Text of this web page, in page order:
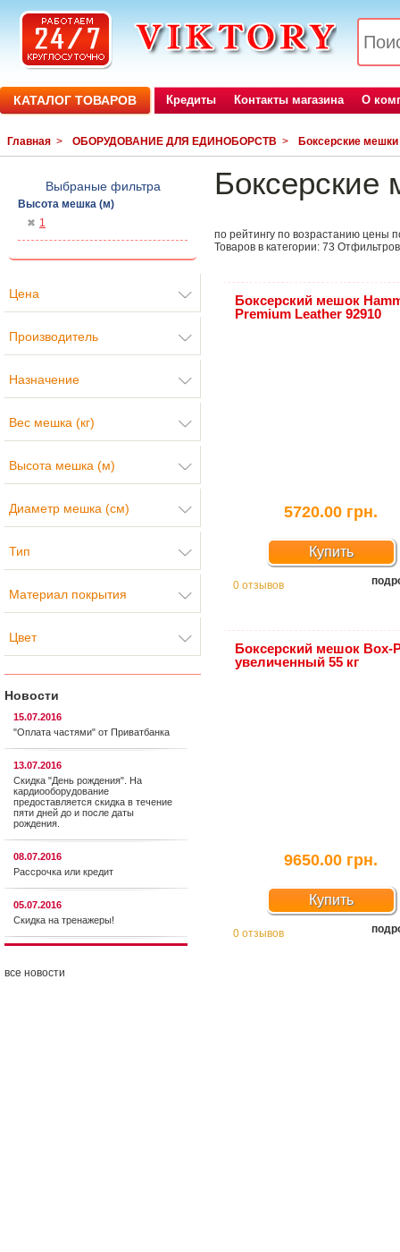
КАТАЛОГ ТОВАРОВ Кредиты Контакты магазина О
Главная > ОБОРУДОВАНИЕ ДЛЯ ЕДИНОБОРСТВ > Боксерские мешки
Выбраные фильтра
Высота мешка (м)
1
Цена
Производитель
Назначение
Вес мешка (кг)
Высота мешка (м)
Диаметр мешка (см)
Тип
Материал покрытия
Цвет
Новости
15.07.2016
"Оплата частями" от Приватбанка
13.07.2016
Скидка "День рождения". На
кардиооборудование
предоставляется cкидка в течение
пяти дней до и после даты
рождения.
08.07.2016
Рассрочка или кредит
05.07.2016
Скидка на тренажеры!
все новости
Боксерские
по рейтингу по возрастанию цены
Товаров в категории: 73
Боксерский мешок
Premium Leather 92910
5720.00 грн.
Купить
0 отзывов
Боксерский мешок Box-
увеличенный 55 кг
9650.00 грн.
Купить
0 отзывов